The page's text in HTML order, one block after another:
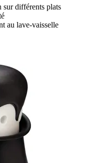
sur différents plats
au lave-vaisselle